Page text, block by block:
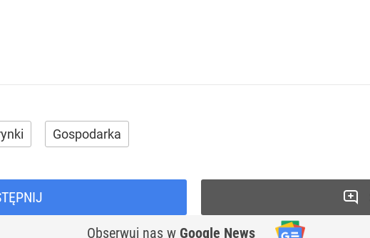
Gospodarka
Obserwuj nas w Google News